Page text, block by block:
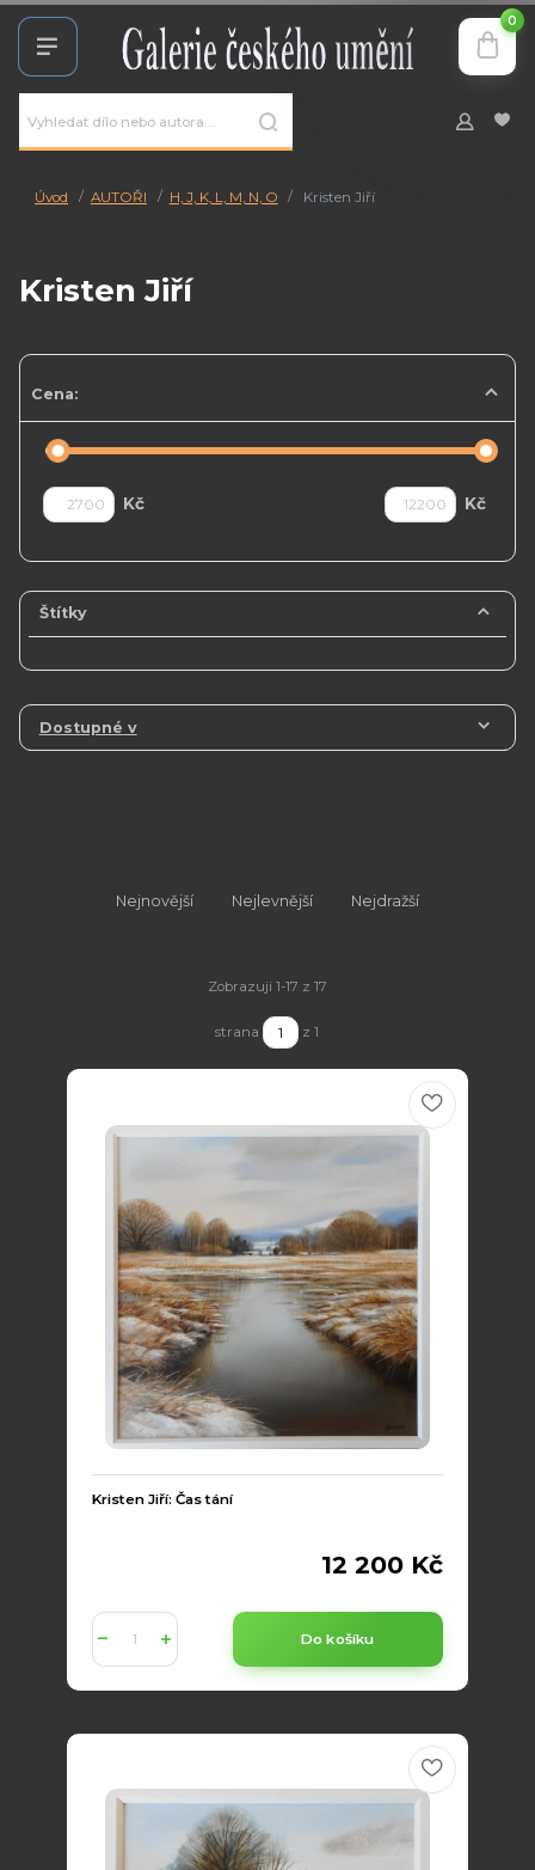
0
Úvod AUTOŘI H, J, K, L, M, N, O Kristen Jiří
Kristen Jiří
Cena:
Kč Kč
Štítky
Dostupné v
Nejnovější Nejlevnější Nejdražší
Zobrazuji 1-17 z 17
strana z 1
Kristen Jiří: Čas tání
12 200 Kč
Do košíku